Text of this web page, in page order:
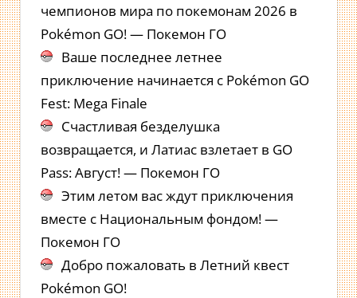
чемпионов мира по покемонам 2026 в
Pokémon GO! — Покемон ГО
Ваше последнее летнее
приключение начинается с Pokémon GO
Fest: Mega Finale
Счастливая безделушка
возвращается, и Латиас взлетает в GO
Pass: Август! — Покемон ГО
Этим летом вас ждут приключения
вместе с Национальным фондом! —
Покемон ГО
Добро пожаловать в Летний квест
Pokémon GO!